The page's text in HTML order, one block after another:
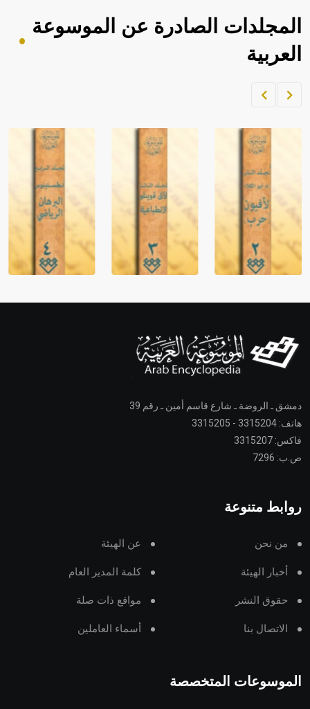
المجلدات الصادرة عن الموسوعة
العربية
دمشق ـ الروضة ـ شارع قاسم أمين ـ رقم 39
هاتف: 3315204 - 3315205
فاكس: 3315207
ص.ب: 7296
روابط متنوعة
من نحن عن الهيئة
أخبار الهيئة كلمة المدير العام
حقوق النشر مواقع ذات صلة
الاتصال بنا أسماء العاملين
الموسوعات المتخصصة